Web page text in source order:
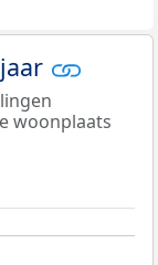
woonplaats